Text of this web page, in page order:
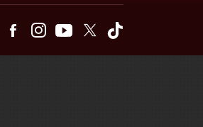
TelegramFacebookInstagramYoutubeTwitter